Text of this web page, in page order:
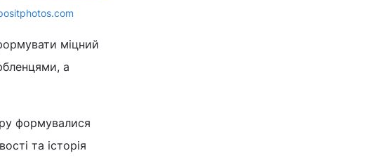
міцний
а
формувалися
та історія